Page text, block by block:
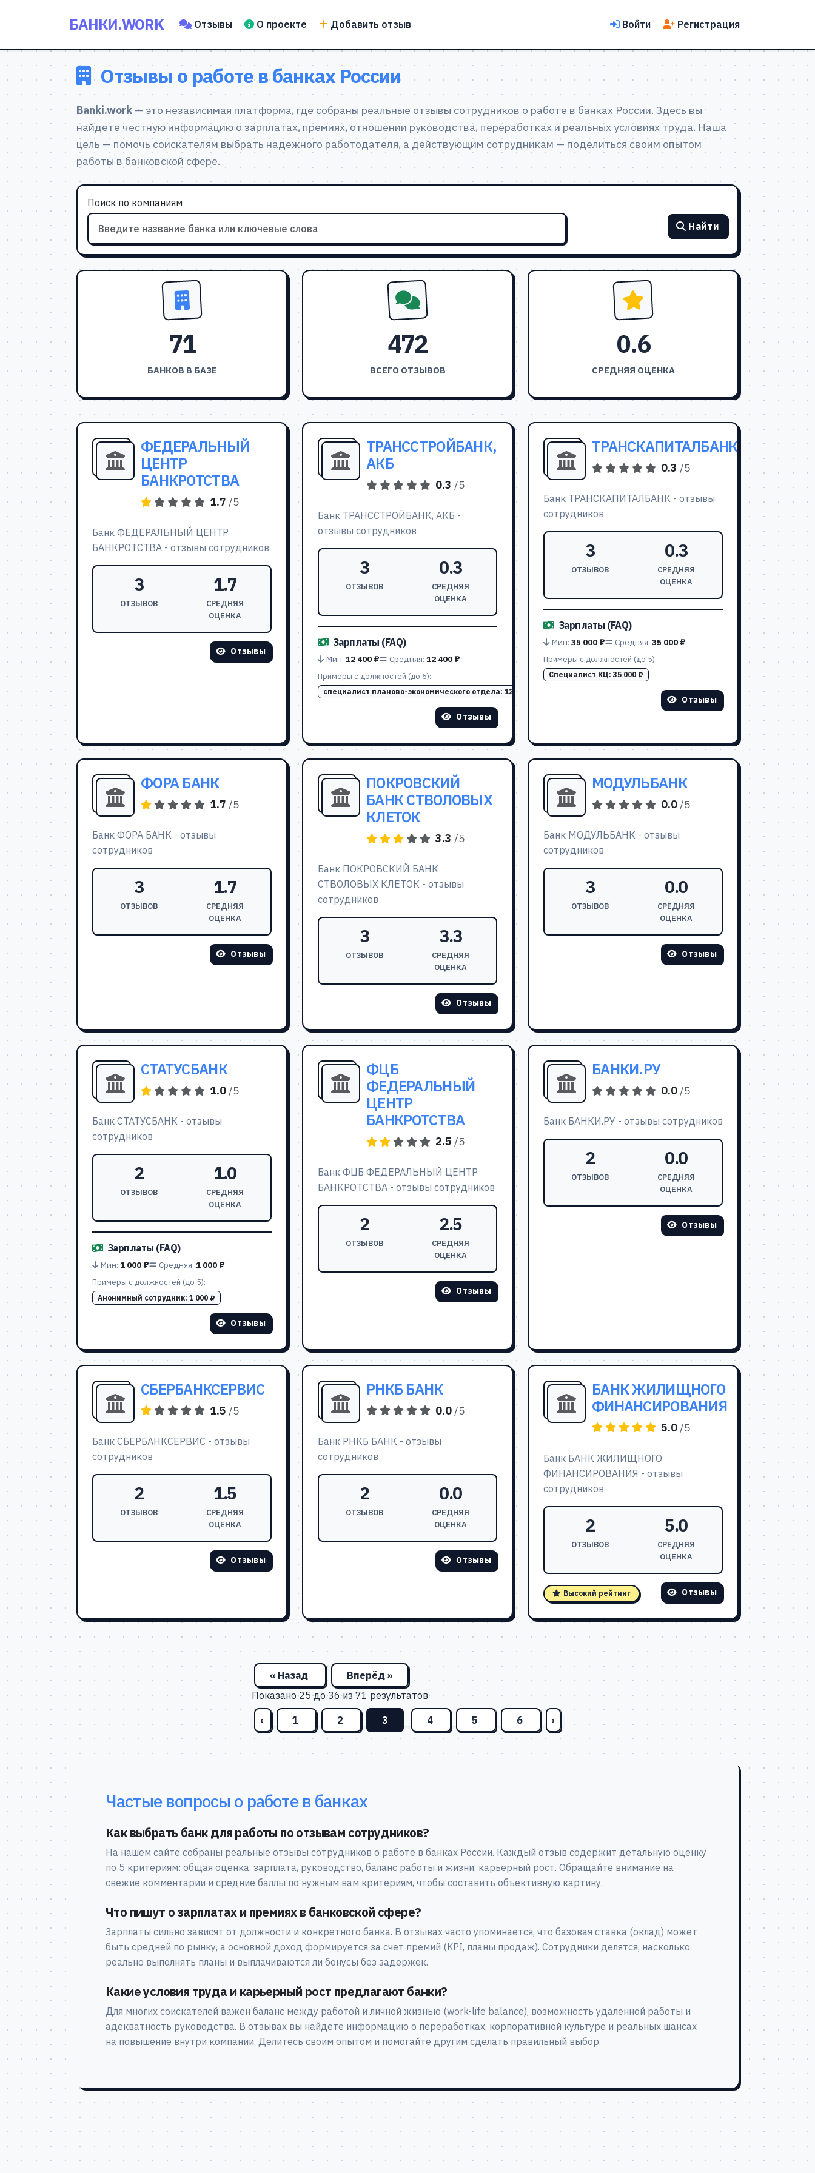
БАНКИ.WORK Отзывы О проекте Добавить отзыв Войти Регистрация
Отзывы о работе в банках России
Banki.work — это независимая платформа, где собраны реальные отзывы сотрудников о работе в банках России. Здесь вы
найдете честную информацию о зарплатах, премиях, отношении руководства, переработках и реальных условиях труда. Наша
цель — помочь соискателям выбрать надежного работодателя, а действующим сотрудникам — поделиться своим опытом
работы в банковской сфере.
Поиск по компаниям
Найти
71
БАНКОВ В БАЗЕ
472
ВСЕГО ОТЗЫВОВ
0.6
СРЕДНЯЯ ОЦЕНКА
ФЕДЕРАЛЬНЫЙ
ЦЕНТР
БАНКРОТСТВА
1.7 /5
Банк ФЕДЕРАЛЬНЫЙ ЦЕНТР
БАНКРОТСТВА - отзывы сотрудников
3
ОТЗЫВОВ
1.7
СРЕДНЯЯ
ОЦЕНКА
Отзывы
ТРАНССТРОЙБАНК,
АКБ
0.3 /5
Банк ТРАНССТРОЙБАНК, АКБ -
отзывы сотрудников
3
ОТЗЫВОВ
0.3
СРЕДНЯЯ
ОЦЕНКА
Зарплаты (FAQ)
Мин: 12 400 ₽ Средняя: 12 400 ₽
Примеры с должностей (до 5):
специалист планово-экономического отдела: 12 400 ₽
Отзывы
ТРАНСКАПИТАЛБАНК
0.3 /5
Банк ТРАНСКАПИТАЛБАНК - отзывы
сотрудников
3
ОТЗЫВОВ
0.3
СРЕДНЯЯ
ОЦЕНКА
Зарплаты (FAQ)
Мин: 35 000 ₽ Средняя: 35 000 ₽
Примеры с должностей (до 5):
Специалист КЦ: 35 000 ₽
Отзывы
ФОРА БАНК
1.7 /5
Банк ФОРА БАНК - отзывы
сотрудников
3
ОТЗЫВОВ
1.7
СРЕДНЯЯ
ОЦЕНКА
Отзывы
ПОКРОВСКИЙ
БАНК СТВОЛОВЫХ
КЛЕТОК
3.3 /5
Банк ПОКРОВСКИЙ БАНК
СТВОЛОВЫХ КЛЕТОК - отзывы
сотрудников
3
ОТЗЫВОВ
3.3
СРЕДНЯЯ
ОЦЕНКА
Отзывы
МОДУЛЬБАНК
0.0 /5
Банк МОДУЛЬБАНК - отзывы
сотрудников
3
ОТЗЫВОВ
0.0
СРЕДНЯЯ
ОЦЕНКА
Отзывы
СТАТУСБАНК
1.0 /5
Банк СТАТУСБАНК - отзывы
сотрудников
2
ОТЗЫВОВ
1.0
СРЕДНЯЯ
ОЦЕНКА
Зарплаты (FAQ)
Мин: 1 000 ₽ Средняя: 1 000 ₽
Примеры с должностей (до 5):
Анонимный сотрудник: 1 000 ₽
Отзывы
ФЦБ
ФЕДЕРАЛЬНЫЙ
ЦЕНТР
БАНКРОТСТВА
2.5 /5
Банк ФЦБ ФЕДЕРАЛЬНЫЙ ЦЕНТР
БАНКРОТСТВА - отзывы сотрудников
2
ОТЗЫВОВ
2.5
СРЕДНЯЯ
ОЦЕНКА
Отзывы
БАНКИ.РУ
0.0 /5
Банк БАНКИ.РУ - отзывы сотрудников
2
ОТЗЫВОВ
0.0
СРЕДНЯЯ
ОЦЕНКА
Отзывы
СБЕРБАНКСЕРВИС
1.5 /5
Банк СБЕРБАНКСЕРВИС - отзывы
сотрудников
2
ОТЗЫВОВ
1.5
СРЕДНЯЯ
ОЦЕНКА
Отзывы
РНКБ БАНК
0.0 /5
Банк РНКБ БАНК - отзывы
сотрудников
2
ОТЗЫВОВ
0.0
СРЕДНЯЯ
ОЦЕНКА
Отзывы
БАНК ЖИЛИЩНОГО
ФИНАНСИРОВАНИЯ
5.0 /5
Банк БАНК ЖИЛИЩНОГО
ФИНАНСИРОВАНИЯ - отзывы
сотрудников
2
ОТЗЫВОВ
5.0
СРЕДНЯЯ
ОЦЕНКА
Высокий рейтинг Отзывы
« Назад
Вперёд »
Показано25до36 из 71 результатов
‹ 1 2 3 4 5 6 ›
Частые вопросы о работе в банках
Как выбрать банк для работы по отзывам сотрудников?
На нашем сайте собраны реальные отзывы сотрудников о работе в банках России. Каждый отзыв содержит детальную оценку
по 5 критериям: общая оценка, зарплата, руководство, баланс работы и жизни, карьерный рост. Обращайте внимание на
свежие комментарии и средние баллы по нужным вам критериям, чтобы составить объективную картину.
Что пишут о зарплатах и премиях в банковской сфере?
Зарплаты сильно зависят от должности и конкретного банка. В отзывах часто упоминается, что базовая ставка (оклад) может
быть средней по рынку, а основной доход формируется за счет премий (KPI, планы продаж). Сотрудники делятся, насколько
реально выполнять планы и выплачиваются ли бонусы без задержек.
Какие условия труда и карьерный рост предлагают банки?
Для многих соискателей важен баланс между работой и личной жизнью (work-life balance), возможность удаленной работы и
адекватность руководства. В отзывах вы найдете информацию о переработках, корпоративной культуре и реальных шансах
на повышение внутри компании. Делитесь своим опытом и помогайте другим сделать правильный выбор.